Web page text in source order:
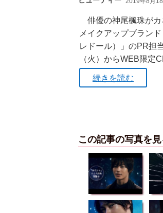
俳優の神尾楓珠がカ
メイクアップブラン
レドール）」のPR担
（火）からWEB限定
続きを読む
この記事の写真を見